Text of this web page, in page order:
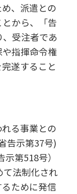
、派遣との
から、「告
受注者であ
指揮命令権
遂すること
る事業との
告示第37号)
第518号）
て法制化され
ために発信